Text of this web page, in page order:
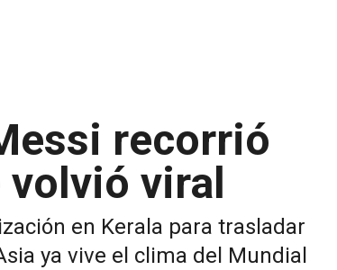
recorrió
volvió viral
en Kerala para trasladar
ya vive el clima del Mundial